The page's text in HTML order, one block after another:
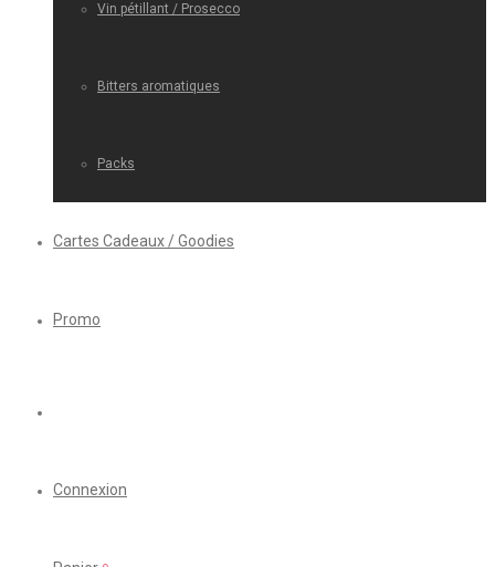
Vin pétillant / Prosecco
Bitters aromatiques
Packs
Cartes Cadeaux / Goodies
Promo
Connexion